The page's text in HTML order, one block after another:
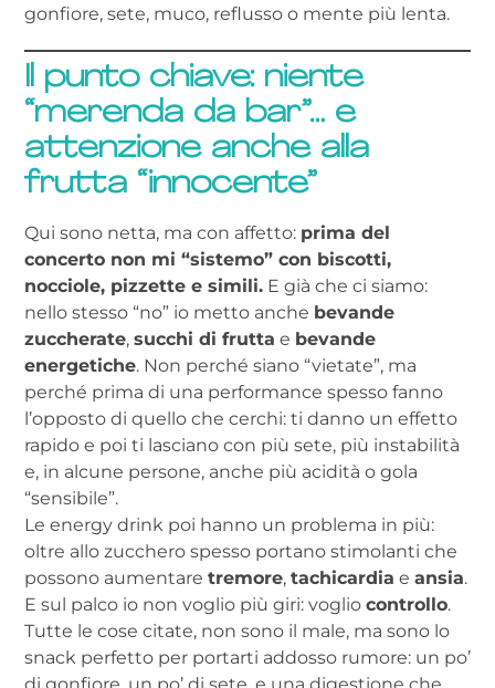
gonfiore, sete, muco, reflusso o mente più lenta.
Il punto chiave: niente
“merenda da bar”… e
attenzione anche alla
frutta “innocente”
Qui sono netta, ma con affetto: prima del
concerto non mi “sistemo” con biscotti,
nocciole, pizzette e simili. E già che ci siamo:
nello stesso “no” io metto anche bevande
zuccherate, succhi di frutta e bevande
energetiche. Non perché siano “vietate”, ma
perché prima di una performance spesso fanno
l’opposto di quello che cerchi: ti danno un effetto
rapido e poi ti lasciano con più sete, più instabilità
e, in alcune persone, anche più acidità o gola
“sensibile”.
Le energy drink poi hanno un problema in più:
oltre allo zucchero spesso portano stimolanti che
possono aumentare tremore, tachicardia e ansia.
E sul palco io non voglio più giri: voglio controllo.
Tutte le cose citate, non sono il male, ma sono lo
snack perfetto per portarti addosso rumore: un po’
di gonfiore, un po’ di sete, e una digestione che